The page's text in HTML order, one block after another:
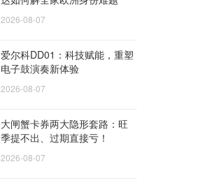
2026-08-07
爱尔科DD01：科技赋能，重塑
电子鼓演奏新体验
2026-08-07
大闸蟹卡券两大隐形套路：旺
季提不出、过期直接亏！
2026-08-07